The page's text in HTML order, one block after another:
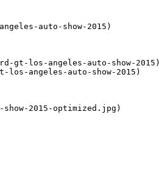
auto-show-2015)
gt-los-angeles-auto-show-2015)
angeles-auto-show-2015)
2015-optimized.jpg)